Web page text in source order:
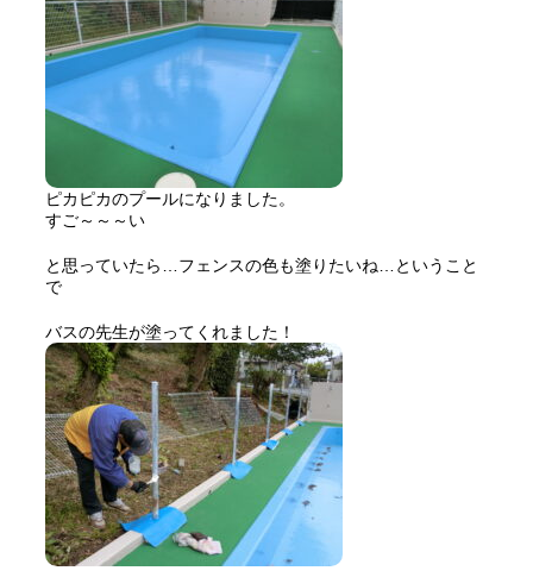
ピカピカのプールになりました。
すご～～～い
と思っていたら…フェンスの色も塗りたいね…ということ
で
バスの先生が塗ってくれました！